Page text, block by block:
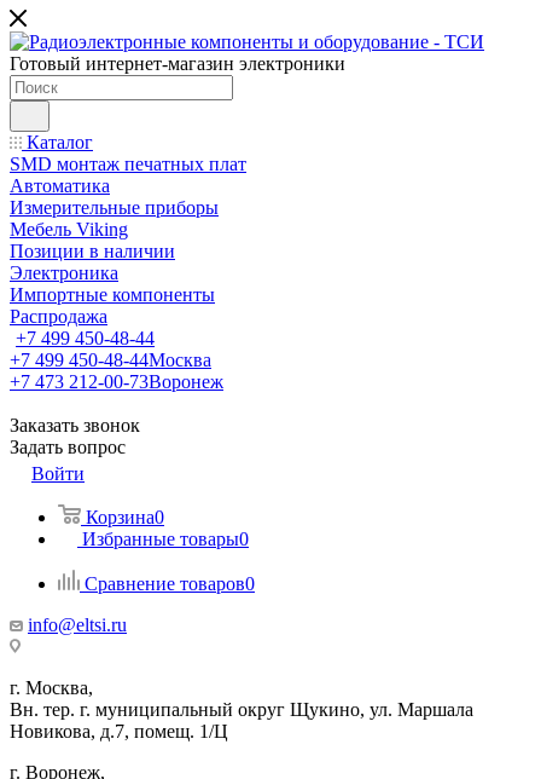
Готовый интернет-магазин электроники
Каталог
SMD монтаж печатных плат
Автоматика
Измерительные приборы
Мебель Viking
Позиции в наличии
Электроника
Импортные компоненты
Распродажа
+7 499 450-48-44
+7 499 450-48-44Москва
+7 473 212-00-73Воронеж
Заказать звонок
Задать вопрос
Войти
Корзина0
Избранные товары0
Сравнение товаров0
info@eltsi.ru
г. Москва,
Вн. тер. г. муниципальный округ Щукино, ул. Маршала
Новикова, д.7, помещ. 1/Ц
г. Воронеж,